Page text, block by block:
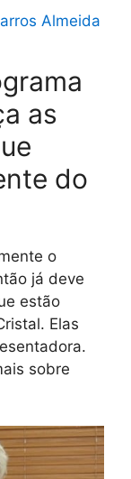
Almeida
as
do
o
já deve
estão
Elas
sobre